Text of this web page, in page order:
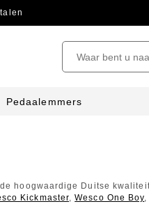
Pedaalemmers
hoogwaardige Duitse
Kickmaster,Wesco One Boy